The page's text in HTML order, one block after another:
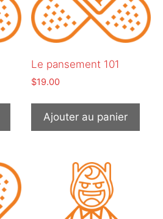
Le pansement 101
$19.00
Ajouter au panier